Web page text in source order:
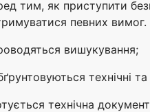
тим, як приступити
певних вимог.
вишукування;
технічні
технічна